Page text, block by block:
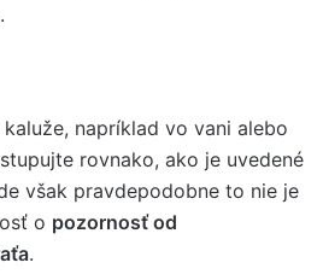
napríklad vo vani alebo
rovnako, ako je uvedené
však pravdepodobne to nie je
o pozornosť od
.